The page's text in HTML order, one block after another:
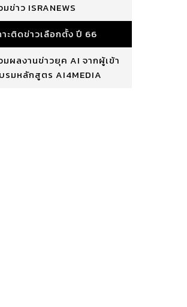
มข่าว ISRANEWS
าะติดข่าวเลือกตั้ง ปี 66
มผลงานข่าวยุค AI จากผู้เข้า
รมหลักสูตร AI4MEDIA